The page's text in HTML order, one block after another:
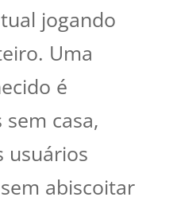
jogando
Uma
é
casa,
usuários
abiscoitar